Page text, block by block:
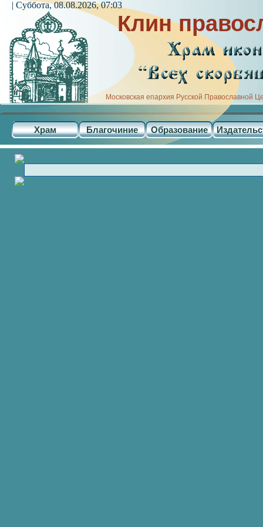
Клин
Московская епархия Русской Православной
Храм Благочиние Образование
| Суббота, 08.08.2026, 07:03